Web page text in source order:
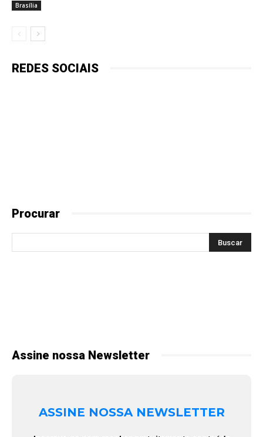
Brasília
REDES SOCIAIS
Procurar
Assine nossa Newsletter
ASSINE NOSSA NEWSLETTER